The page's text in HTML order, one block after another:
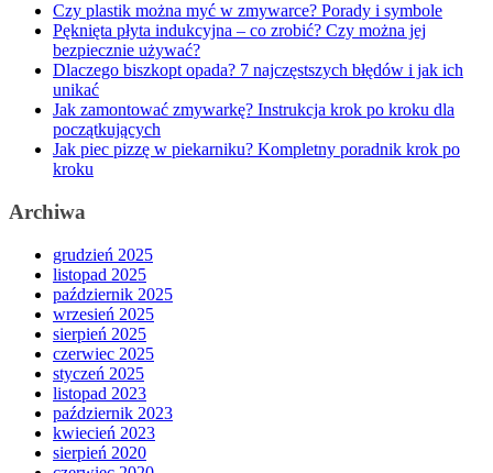
Czy plastik można myć w zmywarce? Porady i symbole
Pęknięta płyta indukcyjna – co zrobić? Czy można jej
bezpiecznie używać?
Dlaczego biszkopt opada? 7 najczęstszych błędów i jak ich
unikać
Jak zamontować zmywarkę? Instrukcja krok po kroku dla
początkujących
Jak piec pizzę w piekarniku? Kompletny poradnik krok po
kroku
Archiwa
grudzień 2025
listopad 2025
październik 2025
wrzesień 2025
sierpień 2025
czerwiec 2025
styczeń 2025
listopad 2023
październik 2023
kwiecień 2023
sierpień 2020